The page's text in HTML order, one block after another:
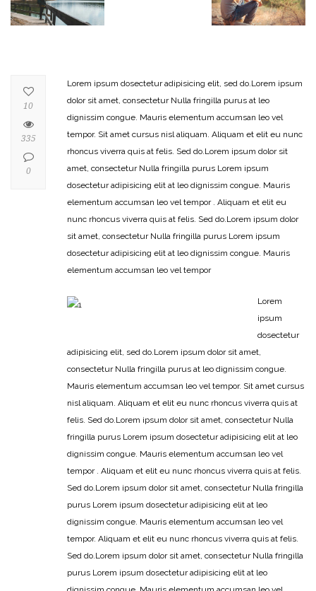
Lorem ipsum dosectetur adipisicing elit, sed do.Lorem ipsum
dolor sit amet, consectetur Nulla fringilla purus at leo
dignissim congue. Mauris elementum accumsan leo vel
tempor. Sit amet cursus nisl aliquam. Aliquam et elit eu nunc
rhoncus viverra quis at felis. Sed do.Lorem ipsum dolor sit
amet, consectetur Nulla fringilla purus Lorem ipsum
dosectetur adipisicing elit at leo dignissim congue. Mauris
elementum accumsan leo vel tempor . Aliquam et elit eu
nunc rhoncus viverra quis at felis. Sed do.Lorem ipsum dolor
sit amet, consectetur Nulla fringilla purus Lorem ipsum
dosectetur adipisicing elit at leo dignissim congue. Mauris
elementum accumsan leo vel tempor
Lorem
ipsum
dosectetur
adipisicing elit, sed do.Lorem ipsum dolor sit amet,
consectetur Nulla fringilla purus at leo dignissim congue.
Mauris elementum accumsan leo vel tempor. Sit amet cursus
nisl aliquam. Aliquam et elit eu nunc rhoncus viverra quis at
felis. Sed do.Lorem ipsum dolor sit amet, consectetur Nulla
fringilla purus Lorem ipsum dosectetur adipisicing elit at leo
dignissim congue. Mauris elementum accumsan leo vel
tempor . Aliquam et elit eu nunc rhoncus viverra quis at felis.
Sed do.Lorem ipsum dolor sit amet, consectetur Nulla fringilla
purus Lorem ipsum dosectetur adipisicing elit at leo
dignissim congue. Mauris elementum accumsan leo vel
tempor. Aliquam et elit eu nunc rhoncus viverra quis at felis.
Sed do.Lorem ipsum dolor sit amet, consectetur Nulla fringilla
purus Lorem ipsum dosectetur adipisicing elit at leo
10
335
0